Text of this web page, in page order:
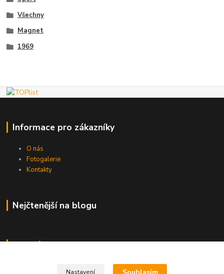
Všechny
Magnet
1969
Informace pro zákazníky
O nás
Fotogalerie
Kontakty
Nejčtenější na blogu
Kde nás najdete
Nastavení